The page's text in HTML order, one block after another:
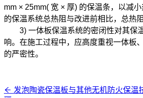
mm × 25mm( 宽 × 厚) 的保温条，以减
的保温系统总热阻与改进前相比，总热
3) 一体板保温系统的密闭性对其保
响。在施工过程中，应高度重视一体板
的严密性。
发泡陶瓷保温板与其他无机防火保温